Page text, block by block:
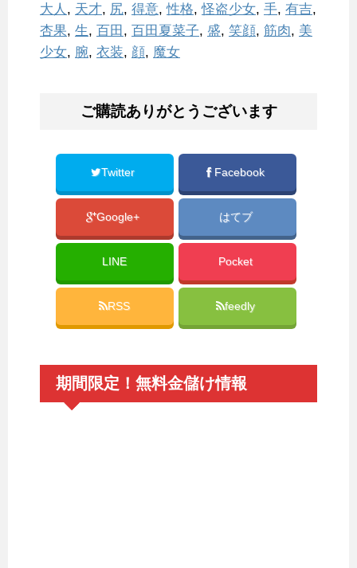
大人 , 天才, 尻, 得意,性格,怪盗少女, 手, 有吉,
杏果, 生, 百田 , 百田夏菜子, 盛, 笑顔, 筋肉, 美
少女, 腕, 衣装, 顔, 魔女
ご購読ありがとうございます
Twitter Facebook
Google+ はてブ
LINE Pocket
RSS feedly
期間限定！無料金儲け情報